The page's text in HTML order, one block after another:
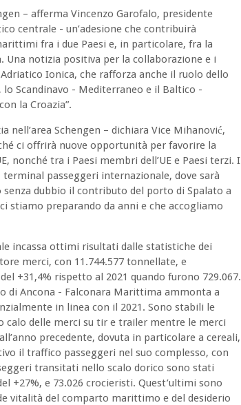
– afferma Vincenzo Garofalo, presidente
centrale - un’adesione che contribuirà
fra i due Paesi e, in particolare, fra la
Una notizia positiva per la collaborazione e i
Ionica, che rafforza anche il ruolo dello
Scandinavo - Mediterraneo e il Baltico -
la Croazia”.
nell’area Schengen – dichiara Vice Mihanović,
ci offrirà nuove opportunità per favorire la
nonché tra i Paesi membri dell’UE e Paesi terzi. I
passeggeri internazionale, dove sarà
dubbio il contributo del porto di Spalato a
stiamo preparando da anni e che accogliamo
incassa ottimi risultati dalle statistiche dei
merci, con 11.744.577 tonnellate, e
+31,4% rispetto al 2021 quando furono 729.067.
di Ancona - Falconara Marittima ammonta a
in linea con il 2021. Sono stabili le
calo delle merci su tir e trailer mentre le merci
precedente, dovuta in particolare a cereali,
il traffico passeggeri nel suo complesso, con
transitati nello scalo dorico sono stati
+27%, e 73.026 crocieristi. Quest’ultimi sono
vitalità del comparto marittimo e del desiderio